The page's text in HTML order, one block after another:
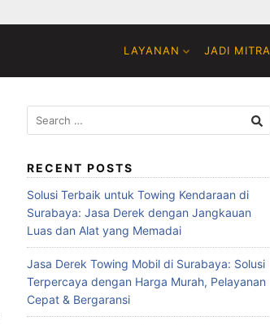
LAYANAN JADI MITRA
Search
for:
RECENT POSTS
Solusi Terbaik untuk Towing Kendaraan di
Surabaya: Jasa Derek dengan Jangkauan
Luas dan Alat yang Memadai
Jasa Derek Towing Mobil di Surabaya: Solusi
Terpercaya dengan Harga Murah, Pelayanan
Cepat & Bergaransi